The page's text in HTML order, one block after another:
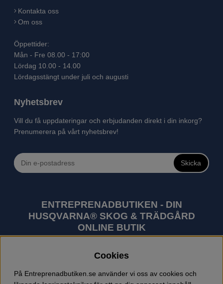
Kontakta oss
Om oss
Öppettider:
Mån - Fre 08.00 - 17:00
Lördag 10.00 - 14.00
Lördagsstängt under juli och augusti
Nyhetsbrev
Vill du få uppdateringar och erbjudanden direkt i din inkorg?
Prenumerera på vårt nyhetsbrev!
Skicka
ENTREPRENADBUTIKEN - DIN
HUSQVARNA® SKOG & TRÄDGÅRD
ONLINE BUTIK
utomhusprodukter som skogsmaskiner och
trädgårdsmaskiner. I sortimentet finns bl.a. robotgräsklippare,
motorsågar, röjsågar, trimmers, riders, åkgräsklippare,
Cookies
På Entreprenadbutiken.se använder vi oss av cookies och